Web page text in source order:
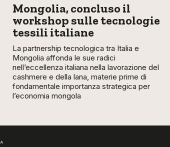
Mongolia, concluso il
workshop sulle tecnologie
tessili italiane
La partnership tecnologica tra Italia e
Mongolia affonda le sue radici
nell’eccellenza italiana nella lavorazione del
cashmere e della lana, materie prime di
fondamentale importanza strategica per
l’economia mongola